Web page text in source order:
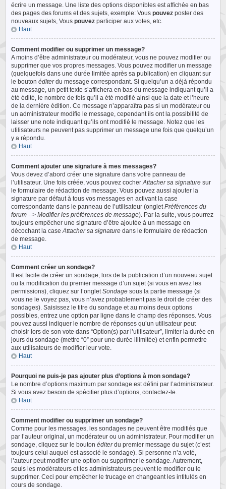
écrire un message. Une liste des options disponibles est affichée en bas
des pages des forums et des sujets, exemple: Vouspouvez poster des
nouveaux sujets, Vouspouvez participer aux votes, etc.
Haut
Comment modifier ou supprimer un message?
A moins d’être administrateur ou modérateur, vous ne pouvez modifier ou
supprimer que vos propres messages. Vous pouvez modifier un message
(quelquefois dans une durée limitée après sa publication) en cliquant sur
le boutonéditerdu message correspondant. Si quelqu’un a déjà répondu
au message, un petit texte s’affichera en bas du message indiquant qu’il a
été édité, le nombre de fois qu’il a été modifié ainsi que la date et l’heure
de la dernière édition. Ce message n’apparaîtra pas si un modérateur ou
un administrateur modifie le message, cependant ils ont la possibilité de
laisser une note indiquant qu’ils ont modifié le message. Notez que les
utilisateurs ne peuvent pas supprimer un message une fois que quelqu’un
y a répondu.
Haut
Comment ajouter une signature à mes messages?
Vous devez d’abord créer une signature dans votre panneau de
l’utilisateur. Une fois créée, vous pouvez cocherAttacher sa signature sur
le formulaire de rédaction de message. Vous pouvez aussi ajouter la
signature par défaut à tous vos messages en activant la case
correspondante dans le panneau de l’utilisateur (ongletPréférences du
forum --> Modifier les préférences de message). Par la suite, vous pourrez
toujours empêcher une signature d’être ajoutée à un message en
décochant la caseAttacher sa signature dans le formulaire de rédaction
de message.
Haut
Comment créer un sondage?
Il est facile de créer un sondage, lors de la publication d’un nouveau sujet
ou la modification du premier message d’un sujet (si vous en avez les
permissions), cliquez sur l’ongletSondage sous la partie message (si
vous ne le voyez pas, vous n’avez probablement pas le droit de créer des
sondages). Saisissez le titre du sondage et au moins deux options
possibles, entrez une option par ligne dans le champ des réponses. Vous
pouvez aussi indiquer le nombre de réponses qu’un utilisateur peut
choisir lors de son vote dans “Option(s) par l’utilisateur”, limiter la durée en
jours du sondage (mettre “0” pour une durée illimitée) et enfin permettre
aux utilisateurs de modifier leur vote.
Haut
Pourquoi ne puis-je pas ajouter plus d’options à mon sondage?
Le nombre d’options maximum par sondage est défini par l’administrateur.
Si vous avez besoin de spécifier plus d’options, contactez-le.
Haut
Comment modifier ou supprimer un sondage?
Comme pour les messages, les sondages ne peuvent être modifiés que
par l’auteur original, un modérateur ou un administrateur. Pour modifier un
sondage, cliquez sur le boutonéditerdu premier message du sujet (c’est
toujours celui auquel est associé le sondage). Si personne n’a voté,
l’auteur peut modifier une option ou supprimer le sondage. Autrement,
seuls les modérateurs et les administrateurs peuvent le modifier ou le
supprimer. Ceci pour empêcher le trucage en changeant les intitulés en
cours de sondage.